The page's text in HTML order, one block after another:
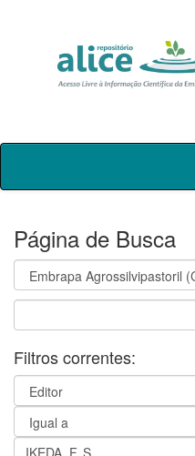
Skip
Página de Busca
Filtros correntes: